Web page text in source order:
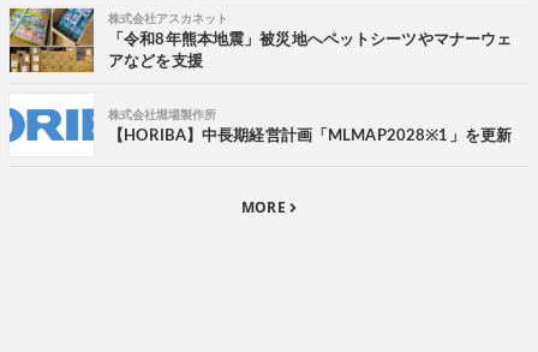
株式会社アスカネット
「令和8年熊本地震」被災地へペットシーツやマナーウェ
アなどを支援
株式会社堀場製作所
【HORIBA】中長期経営計画「MLMAP2028※1」を更新
MORE